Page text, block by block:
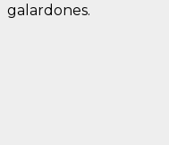
galardones.